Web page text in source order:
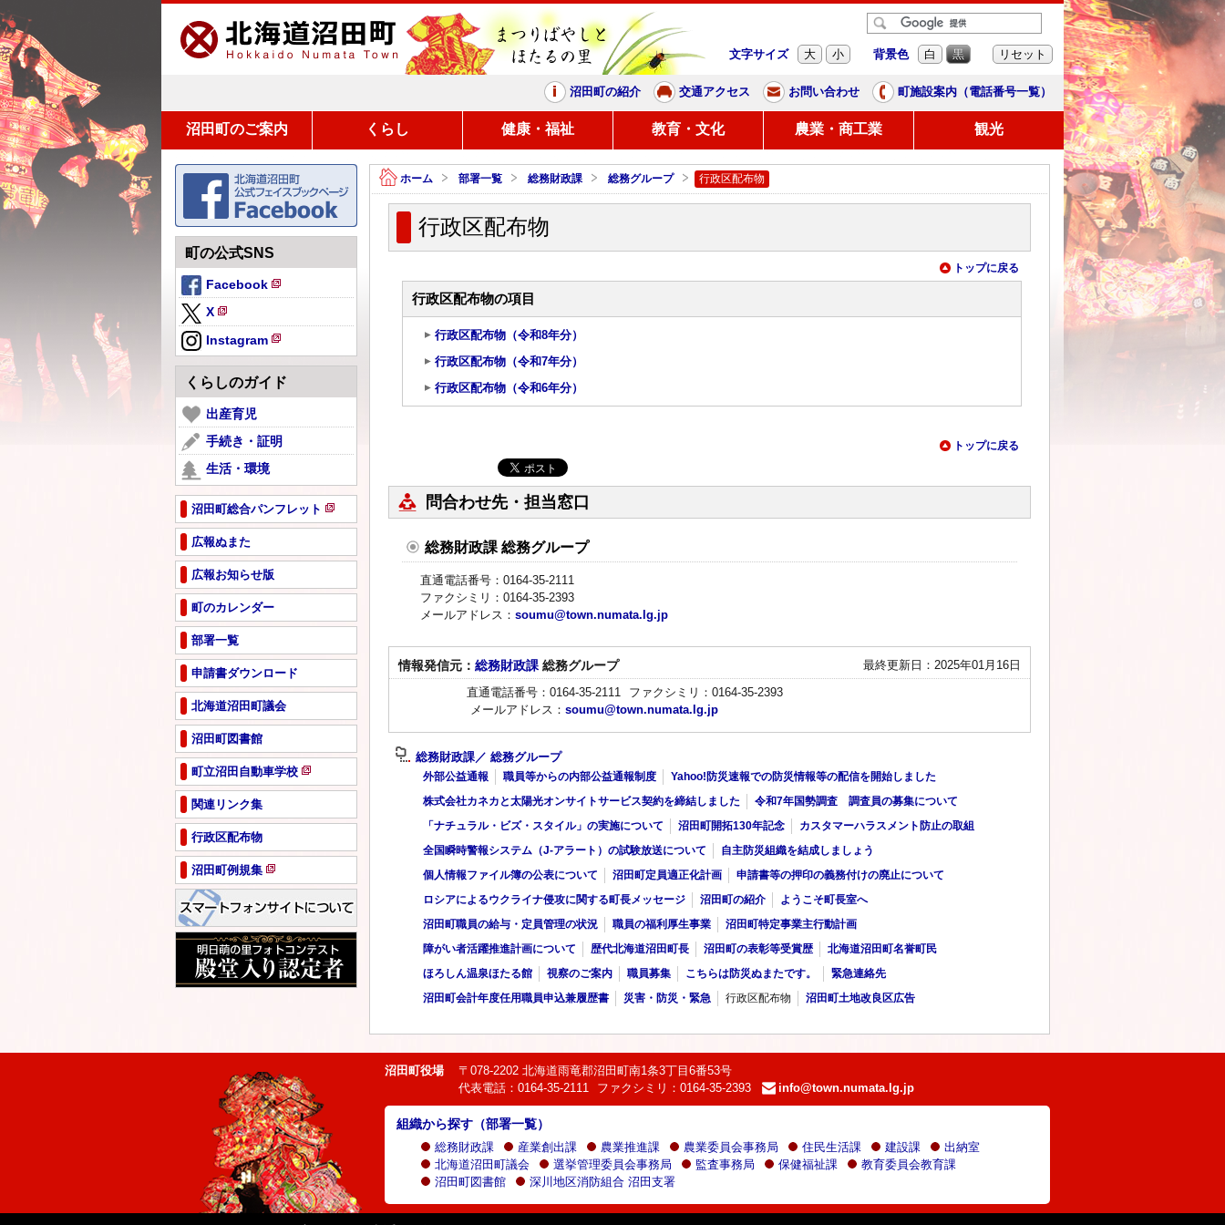
まつりばやしと、ほたるの里
文字サイズ 大 小 背景色 白 黒 リセット
沼田町の紹介 交通アクセス お問い合わせ 町施設案内（電話番号一覧）
沼田町のご案内 くらし 健康・福祉 教育・文化 農業・商工業 観光
ホーム 部署一覧 総務財政課 総務グループ 行政区配布物
行政区配布物
トップに戻る
行政区配布物の項目
行政区配布物（令和8年分）
行政区配布物（令和7年分）
行政区配布物（令和6年分）
トップに戻る
問合わせ先・担当窓口
総務財政課 総務グループ
直通電話番号：0164-35-2111
ファクシミリ：0164-35-2393
メールアドレス： soumu@town.numata.lg.jp
最終更新日：2025年01月16日
情報発信元： 総務財政課 総務グループ
直通電話番号：0164-35-2111
ファクシミリ：0164-35-2393
メールアドレス： soumu@town.numata.lg.jp
総務財政課／ 総務グループ
外部公益通報 職員等からの内部公益通報制度 Yahoo!防災速報での防災情報等の配信を開始しました
株式会社カネカと太陽光オンサイトサービス契約を締結しました 令和7年国勢調査 調査員の募集について
「ナチュラル・ビズ・スタイル」の実施について 沼田町開拓130年記念 カスタマーハラスメント防止の取組
全国瞬時警報システム（J-アラート）の試験放送について 自主防災組織を結成しましょう
個人情報ファイル簿の公表について 沼田町定員適正化計画 申請書等の押印の義務付けの廃止について
ロシアによるウクライナ侵攻に関する町長メッセージ 沼田町の紹介 ようこそ町長室へ
沼田町職員の給与・定員管理の状況 職員の福利厚生事業 沼田町特定事業主行動計画
障がい者活躍推進計画について 歴代北海道沼田町長 沼田町の表彰等受賞歴 北海道沼田町名誉町民
ほろしん温泉ほたる館 視察のご案内 職員募集 こちらは防災ぬまたです。 緊急連絡先
沼田町会計年度任用職員申込兼履歴書 災害・防災・緊急 行政区配布物 沼田町土地改良区広告
町の公式SNS
Facebook
新
ペ
ー
ジ
で
き
ま
X
新
規
ペ
ー
ジ
で
開
き
す
Instagram
新
規
ペ
ジ
で
き
ま
す
くらしのガイド
出産育児
手続き・証明
生活・環境
沼田町総合パンフレット
新
ペ
ジ
開
ま
広報ぬまた
広報お知らせ版
町のカレンダー
部署一覧
申請書ダウンロード
北海道沼田町議会
沼田町図書館
町立沼田自動車学校
新
ペ
ジ
開
き
ま
す
関連リンク集
行政区配布物
沼田町例規集
新
規
ー
ジ
で
開
沼田町役場
〒078-2202 北海道雨竜郡沼田町南1条3丁目6番53号
代表電話：0164-35-2111
ファクシミリ：0164-35-2393
e-
mail：
info@town.numata.lg.jp
組織から探す（部署一覧）
総務財政課 産業創出課 農業推進課 農業委員会事務局 住民生活課 建設課
出納室
北海道沼田町議会
選挙管理委員会事務局 監査事務局 保健福祉課
教育委員会教育課
沼田町図書館
深川地区消防組合 沼田支署